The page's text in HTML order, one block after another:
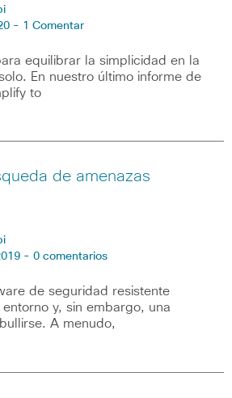
- 1 Comentar
equilibrar la simplicidad en la
En nuestro último informe de
to
de amenazas
- 0 comentarios
de seguridad resistente
y, sin embargo, una
A menudo,